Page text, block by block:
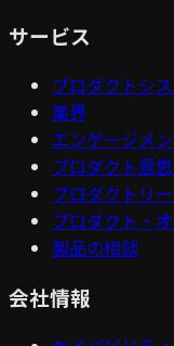
サービス
プロダクトシ
業界
エンゲージメ
プロダクト意
プロダクトリ
プロダクト・
製品の相談
会社情報